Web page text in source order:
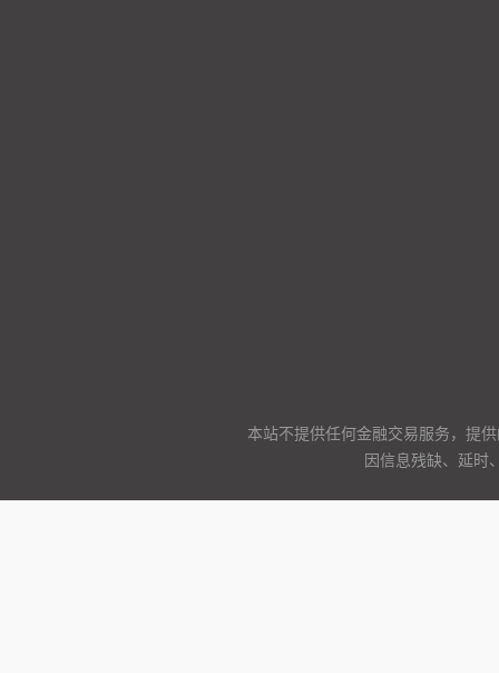
本站不提供任何金融交易服务，提
因信息残缺、延时